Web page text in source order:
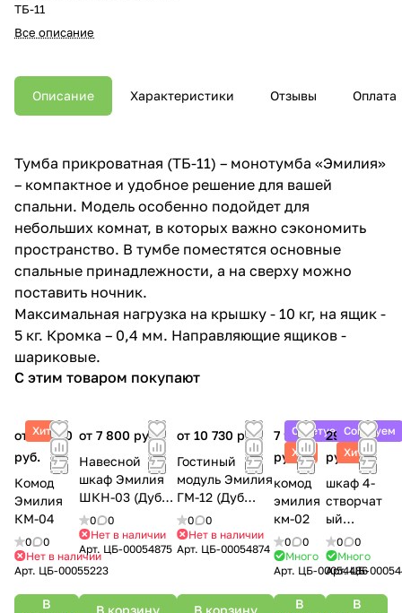
ТБ-11
Все описание
Описание Характеристики Отзывы Оплата
Тумба прикроватная (ТБ-11) – монотумба «Эмилия»
– компактное и удобное решение для вашей
спальни. Модель особенно подойдет для
небольших комнат, в которых важно сэкономить
пространство. В тумбе поместятся основные
спальные принадлежности, а на сверху можно
поставить ночник.
Максимальная нагрузка на крышку - 10 кг, на ящик -
5 кг. Кромка – 0,4 мм. Направляющие ящиков -
шариковые.
С этим товаром покупают
Хит
от 14 500
руб.
Комод
Эмилия
КМ-04
0
0
Нет в наличии
Арт. ЦБ-00055223
В
от 7 800 руб.
Навесной
шкаф Эмилия
ШКН-03 (Дуб
смоки/Айриш)
0
0
Нет в наличии
Арт. ЦБ-00054875
В корзину
от 10 730 руб.
Гостиный
модуль Эмилия
ГМ-12 (Дуб
смоки/Айриш)
0
0
Нет в наличии
Арт. ЦБ-00054874
В корзину
Советуем
Хит
7 990
руб.
комод
эмилия
км-02
0
0
Много
Арт. ЦБ-00054486
В
Советуем
Хит
29 700
руб.
шкаф 4-
створчат
ый
эмилия
шк-11
0
0
Много
Арт.ЦБ-
В